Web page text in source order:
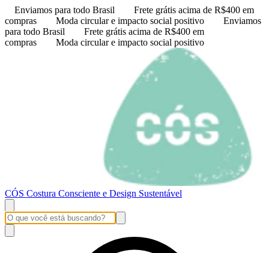
Enviamos para todo Brasil
Frete grátis acima de R$400 em
compras
Moda circular e impacto social positivo
Enviamos
para todo Brasil
Frete grátis acima de R$400 em
compras
Moda circular e impacto social positivo
CÓS Costura Consciente e Design Sustentável